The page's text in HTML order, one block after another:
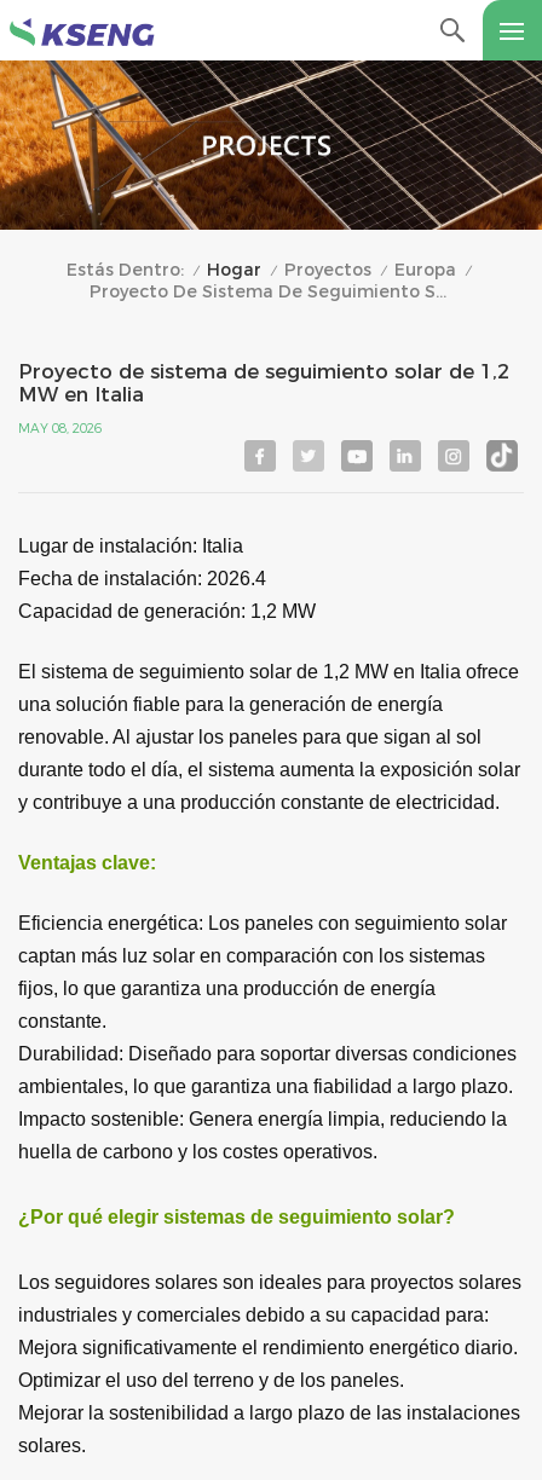
Estás Dentro: / Hogar / Proyectos / Europa /
Proyecto De Sistema De Seguimiento Solar De 1,2 MW En Italia
Proyecto de sistema de seguimiento solar de 1,2
MW en Italia
MAY 08, 2026
Lugar de instalación: Italia
Fecha de instalación: 2026.4
Capacidad de generación: 1,2 MW
El sistema de seguimiento solar de 1,2 MW en Italia ofrece
una solución fiable para la generación de energía
renovable. Al ajustar los paneles para que sigan al sol
durante todo el día, el sistema aumenta la exposición solar
y contribuye a una producción constante de electricidad.
Ventajas clave:
Eficiencia energética: Los paneles con seguimiento solar
captan más luz solar en comparación con los sistemas
fijos, lo que garantiza una producción de energía
constante.
Durabilidad: Diseñado para soportar diversas condiciones
ambientales, lo que garantiza una fiabilidad a largo plazo.
Impacto sostenible: Genera energía limpia, reduciendo la
huella de carbono y los costes operativos.
¿Por qué elegir sistemas de seguimiento solar?
Los seguidores solares son ideales para proyectos solares
industriales y comerciales debido a su capacidad para:
Mejora significativamente el rendimiento energético diario.
Optimizar el uso del terreno y de los paneles.
Mejorar la sostenibilidad a largo plazo de las instalaciones
solares.